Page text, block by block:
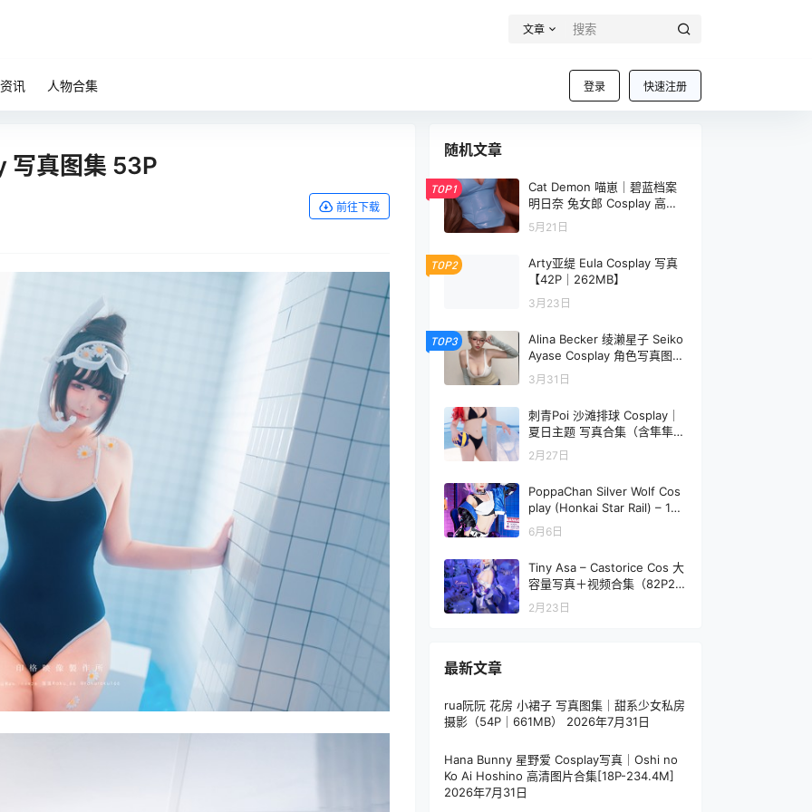
文章
登录 快速注册
讯 人物合集
写真图集 53P
前往下载
随机文章
TOP1
Cat Demon 喵崽｜碧蓝档案
明日奈 兔女郎 Cosplay 高清
写真合集（123P）
5月21日
TOP2
Arty亚缇 Eula Cosplay 写真
【42P｜262MB】
3月23日
TOP3
Alina Becker 绫濑星子 Seiko
Ayase Cosplay 角色写真图集
【64P-13.3M】
3月31日
刺青Poi 沙滩排球 Cosplay｜
夏日主题 写真合集（含隼隼
子）【40P｜667.8MB】
2月27日
PoppaChan Silver Wolf Cos
play (Honkai Star Rail) – 139
Photos 11 Videos 1.20GB
6月6日
Tiny Asa – Castorice Cos 大
容量写真＋视频合集（82P2V
-3.57GB）
2月23日
最新文章
rua阮阮 花房 小裙子 写真图集｜甜系少女私房
摄影（54P｜661MB）
2026年7月31日
Hana Bunny 星野爱 Cosplay写真｜Oshi no
Ko Ai Hoshino 高清图片合集[18P-234.4M]
2026年7月31日